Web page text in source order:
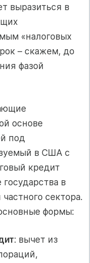
выразиться в
«налоговых
– скажем, до
фазой
основе
под
в США с
кредит
в
сектора.
формы:
: вычет из